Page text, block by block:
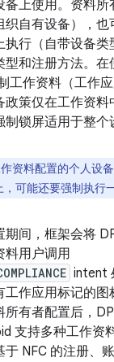
备上使用。资料
织自有设备），
执行（自带设备
型和注册方法。
工作资料（工作
政策仅在工作资
锁屏适用于整个
资料配置的个人设
可能还要强制执行
间，框架会将
料用户调用
intent
工作应用标记的
所有者配置后，
支持多种工作资
NFC 的注册、